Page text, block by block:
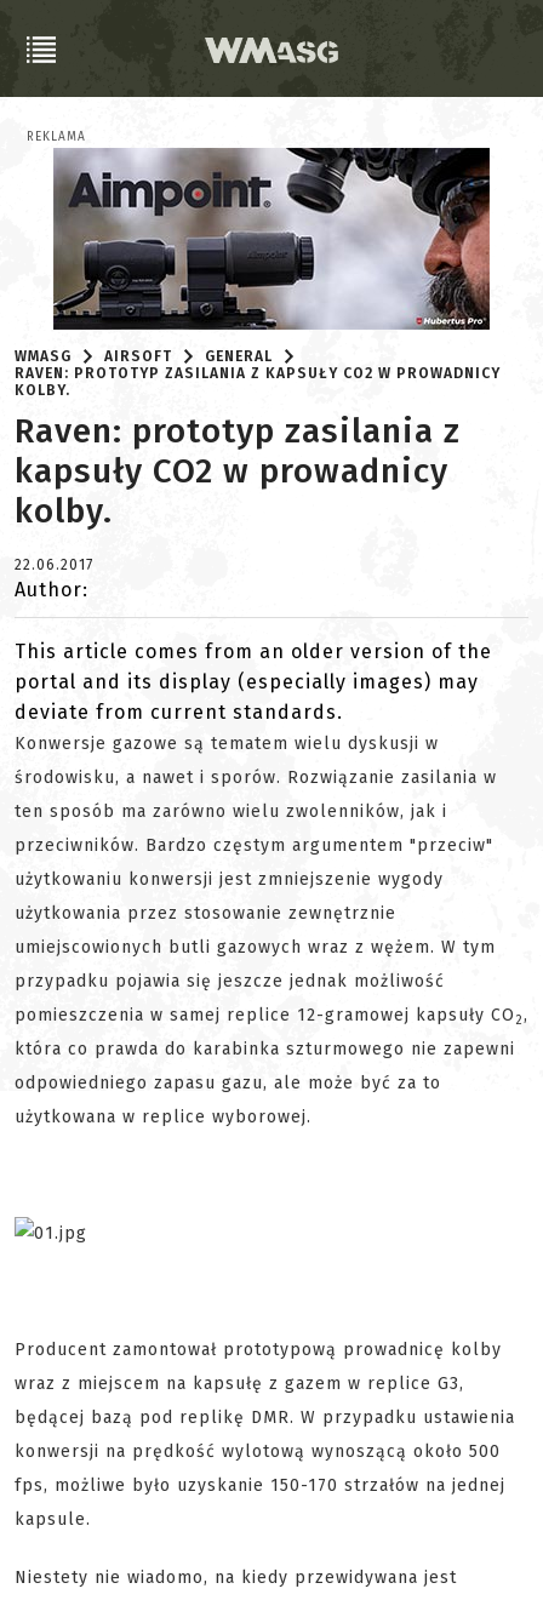
REKLAMA
WMASG AIRSOFT
GENERAL
RAVEN: PROTOTYP ZASILANIA Z KAPSUŁY CO2 W PROWADNICY
KOLBY.
Raven: prototyp zasilania z
kapsuły CO2 w prowadnicy
kolby.
22.06.2017
Author:
This article comes from an older version of the
portal and its display (especially images) may
deviate from current standards.
Konwersje gazowe są tematem wielu dyskusji w
środowisku, a nawet i sporów. Rozwiązanie zasilania w
ten sposób ma zarówno wielu zwolenników, jak i
przeciwników. Bardzo częstym argumentem "przeciw"
użytkowaniu konwersji jest zmniejszenie wygody
użytkowania przez stosowanie zewnętrznie
umiejscowionych butli gazowych wraz z wężem. W tym
przypadku pojawia się jeszcze jednak możliwość
pomieszczenia w samej replice 12-gramowej kapsuły CO 2,
która co prawda do karabinka szturmowego nie zapewni
odpowiedniego zapasu gazu, ale może być za to
użytkowana w replice wyborowej.
Producent zamontował prototypową prowadnicę kolby
wraz z miejscem na kapsułę z gazem w replice G3,
będącej bazą pod replikę DMR. W przypadku ustawienia
konwersji na prędkość wylotową wynoszącą około 500
fps, możliwe było uzyskanie 150-170 strzałów na jednej
kapsule.
Niestety nie wiadomo, na kiedy przewidywana jest